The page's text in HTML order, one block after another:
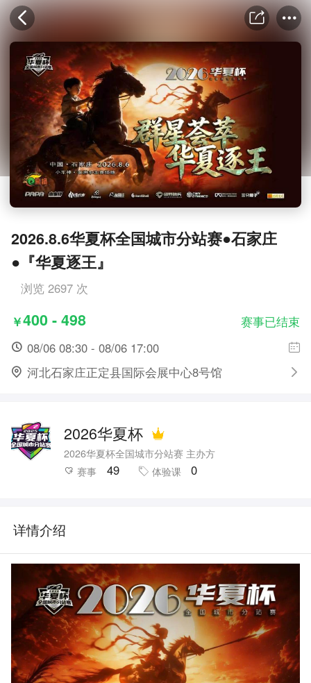
2026.8.6华夏杯全国城市分站赛●石家庄
●『华夏逐王』
浏览 2697 次
￥400 - 498
赛事已结束
08/06 08:30 - 08/06 17:00
河北石家庄正定县国际会展中心8号馆
2026华夏杯
2026华夏杯全国城市分站赛 主办方
赛事
49 体验课 0
详情介绍